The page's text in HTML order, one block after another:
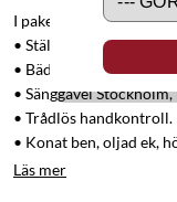
I paketet ingår:
• Ställbar säng
• Bäddmadrass
• Sänggavel
• Trådlös handkontroll.
• Konat ben, oljad ek,
Läs mer